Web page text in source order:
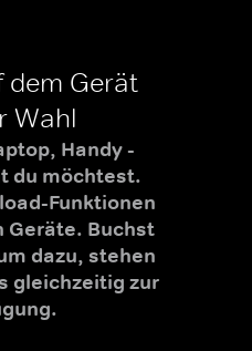
dem Gerät
Wahl
Handy -
du möchtest.
Funktionen
Geräte. Buchst
dazu, stehen
gleichzeitig zur